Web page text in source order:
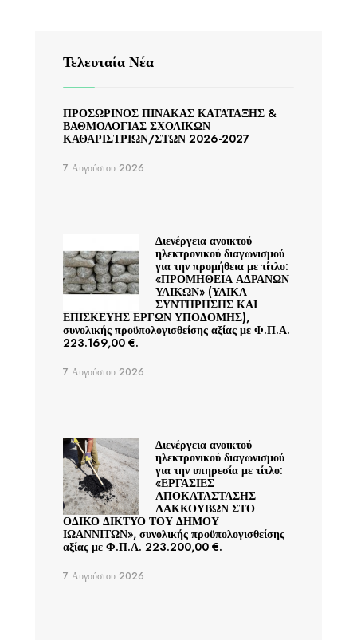
Τελευταία Νέα
ΠΡΟΣΩΡΙΝΟΣ ΠΙΝΑΚΑΣ ΚΑΤΑΤΑΞΗΣ &
ΒΑΘΜΟΛΟΓΙΑΣ ΣΧΟΛΙΚΩΝ
ΚΑΘΑΡΙΣΤΡΙΩΝ/ΣΤΩΝ 2026-2027
7 Αυγούστου 2026
Διενέργεια ανοικτού
ηλεκτρονικού διαγωνισμού
για την προμήθεια με τίτλο:
«ΠΡΟΜΗΘΕΙΑ ΑΔΡΑΝΩΝ
ΥΛΙΚΩΝ» (ΥΛΙΚΑ
ΣΥΝΤΗΡΗΣΗΣ ΚΑΙ
ΕΠΙΣΚΕΥΗΣ ΕΡΓΩΝ ΥΠΟΔΟΜΗΣ),
συνολικής προϋπολογισθείσης αξίας με Φ.Π.Α.
223.169,00 €.
7 Αυγούστου 2026
Διενέργεια ανοικτού
ηλεκτρονικού διαγωνισμού
για την υπηρεσία με τίτλο:
«ΕΡΓΑΣΙΕΣ
ΑΠΟΚΑΤΑΣΤΑΣΗΣ
ΛΑΚΚΟΥΒΩΝ ΣΤΟ
ΟΔΙΚΟ ΔΙΚΤΥΟ ΤΟΥ ΔΗΜΟΥ
ΙΩΑΝΝΙΤΩΝ», συνολικής προϋπολογισθείσης
αξίας με Φ.Π.Α. 223.200,00 €.
7 Αυγούστου 2026